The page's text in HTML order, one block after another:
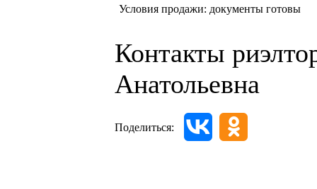
Условия продажи: документы готовы
Контакты
Анатольевна
Поделиться: